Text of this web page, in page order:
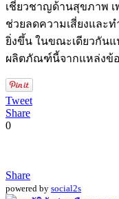
เชี่ยวชาญด้านสุขภาพ เ
ช่วยลดความเสี่ยงและ
ยิ่งขึ้น ในขณะเดียวกัน
ผลิตภัณฑ์นี้จากแหล่งข้อ
Tweet
Share
0
Share
powered by social2s